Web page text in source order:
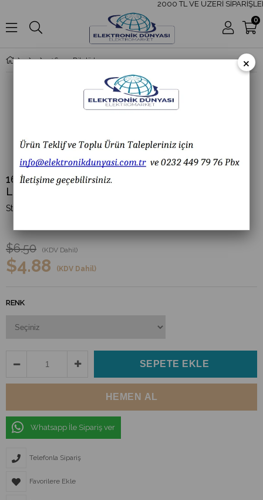
2000 TL VE ÜZERİ
0
16mm Dikdörtgen Kalıcı Buton 1NO+1NC 5 Pin Led Işık 24VAC/DC
16mm Dikdörtgen Kalıcı Buton 1NO+1NC 5 Pin
Led Işık 24VAC/DC
$6.50 (KDV Dahil)
$4.88 (KDV Dahil)
RENK
Whatsapp İle Sipariş ver
Telefonla Sipariş
Favorilere Ekle
×